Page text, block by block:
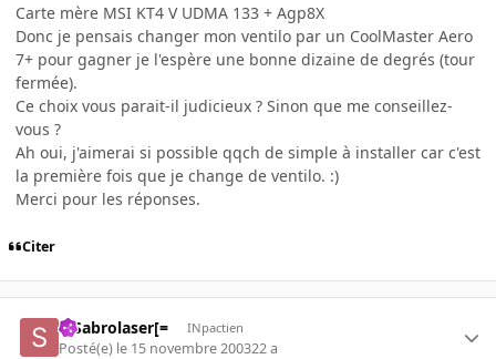
Carte mère MSI KT4 V UDMA 133 + Agp8X
Donc je pensais changer mon ventilo par un CoolMaster Aero
7+ pour gagner je l'espère une bonne dizaine de degrés (tour
fermée).
Ce choix vous parait-il judicieux ? Sinon que me conseillez-
vous ?
Ah oui, j'aimerai si possible qqch de simple à installer car c'est
la première fois que je change de ventilo. :)
Merci pour les réponses.
Citer
=]Sabrolaser[= INpactien
Posté(e) le 15 novembre 200322 a